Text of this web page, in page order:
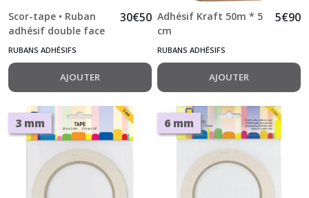
Scor-tape • Ruban
adhésif double face
LARGE 63.5 mm x 24,5
30€50
RUBANS ADHÉSIFS
AJOUTER
Adhésif Kraft 50m * 5
cm
5€90
RUBANS ADHÉSIFS
AJOUTER
3 mm 6 mm